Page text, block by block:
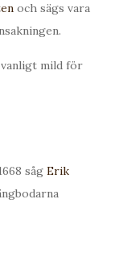
och sägs vara
mild för
såg Erik